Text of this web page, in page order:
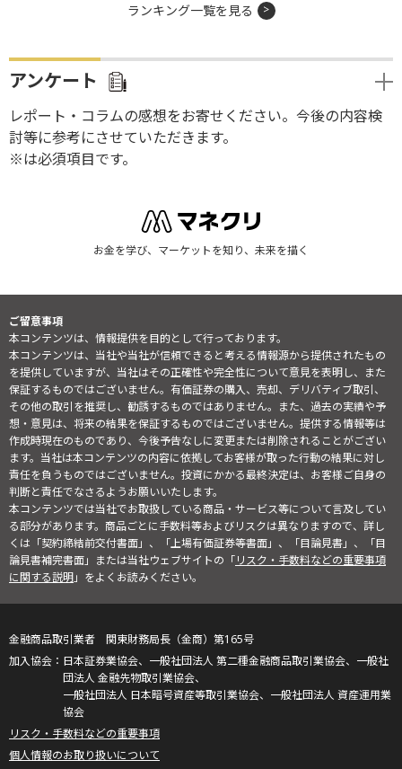
ランキング一覧を見る
アンケート
レポート・コラムの感想をお寄せください。今後の内容検
討等に参考にさせていただきます。
※は必須項目です。
お金を学び、マーケットを知り、未来を描く
ご留意事項
本コンテンツは、情報提供を目的として行っております。
本コンテンツは、当社や当社が信頼できると考える情報源から提供されたもの
を提供していますが、当社はその正確性や完全性について意見を表明し、また
保証するものではございません。有価証券の購入、売却、デリバティブ取引、
その他の取引を推奨し、勧誘するものではありません。また、過去の実績や予
想・意見は、将来の結果を保証するものではございません。提供する情報等は
作成時現在のものであり、今後予告なしに変更または削除されることがござい
ます。当社は本コンテンツの内容に依拠してお客様が取った行動の結果に対し
責任を負うものではございません。投資にかかる最終決定は、お客様ご自身の
判断と責任でなさるようお願いいたします。
本コンテンツでは当社でお取扱している商品・サービス等について言及してい
る部分があります。商品ごとに手数料等およびリスクは異なりますので、詳し
くは「契約締結前交付書面」、「上場有価証券等書面」、「目論見書」、「目
論見書補完書面」または当社ウェブサイトの「リスク・手数料などの重要事項
に関する説明」をよくお読みください。
金融商品取引業者 関東財務局長（金商）第165号
日本証券業協会、一般社団法人 第二種金融商品取引業協会、一般社
団法人 金融先物取引業協会、
一般社団法人 日本暗号資産等取引業協会、一般社団法人 資産運用業
協会
リスク・手数料などの重要事項
個人情報のお取り扱いについて